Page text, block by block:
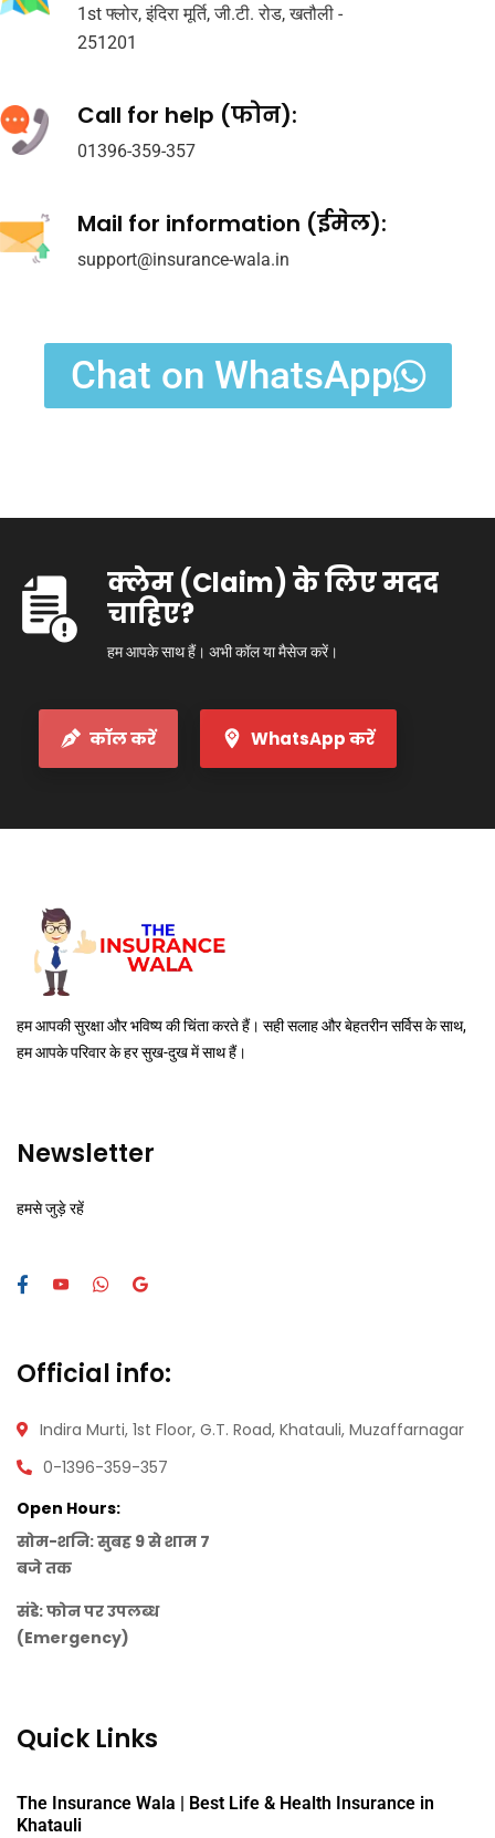
1st फ्लोर, इंदिरा मूर्ति, जी.टी. रोड, खतौली -
251201
Call for help (फोन):
01396-359-357
Mail for information (ईमेल):
support@insurance-wala.in
Chat on WhatsApp
क्लेम (Claim) के लिए मदद
चाहिए?
हम आपके साथ हैं। अभी कॉल या मैसेज करें।
कॉल करें WhatsApp करें
हम आपकी सुरक्षा और भविष्य की चिंता करते हैं। सही सलाह और बेहतरीन सर्विस के साथ,
हम आपके परिवार के हर सुख-दुख में साथ हैं।
Newsletter
हमसे जुड़े रहें
Official info:
Indira Murti, 1st Floor, G.T. Road, Khatauli, Muzaffarnagar
0-1396-359-357
Open Hours:
सोम-शनि: सुबह 9 से शाम 7
बजे तक
संडे: फोन पर उपलब्ध
(Emergency)
Quick Links
The Insurance Wala | Best Life & Health Insurance in
Khatauli